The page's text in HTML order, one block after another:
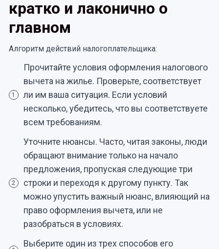
кратко и лаконично о
главном
Алгоритм действий налогоплательщика:
1
Прочитайте условия оформления налогового
вычета на жилье. Проверьте, соответствует
ли им ваша ситуация. Если условий
несколько, убедитесь, что вы соответствуете
всем требованиям.
2
Уточните нюансы. Часто, читая законы, люди
обращают внимание только на начало
предложения, пропуская следующие три
строки и переходя к другому пункту. Так
можно упустить важный нюанс, влияющий на
право оформления вычета, или не
разобраться в условиях.
Выберите один из трех способов его